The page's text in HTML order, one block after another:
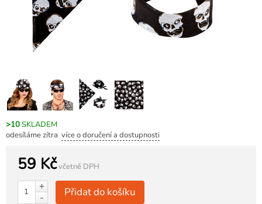
>10SKLADEM
odesíláme zítra více o doručení a dostupnosti
59 Kčvčetně DPH
+
-
Přidat do košíku